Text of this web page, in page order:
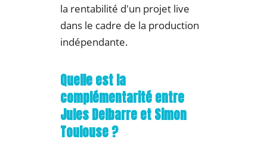
la rentabilité d'un projet live
dans le cadre de la production
indépendante.
Quelle est la
complémentarité entre
Jules Delbarre et Simon
Toulouse ?